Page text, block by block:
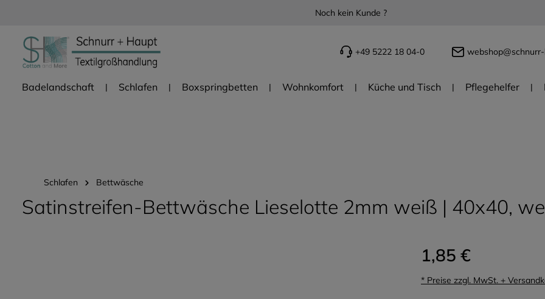
Noch kein Kunde ?
+49 5222 18 04-0
Badelandschaft Schlafen Boxspringbetten Wohnkomfort Küche und Tisch Pflegehelfer
Schlafen Bettwäsche
Satinstreifen-Bettwäsche Lieselotte 2mm weiß | 40x40,
1,85 €
* Preise zzgl. MwSt. +